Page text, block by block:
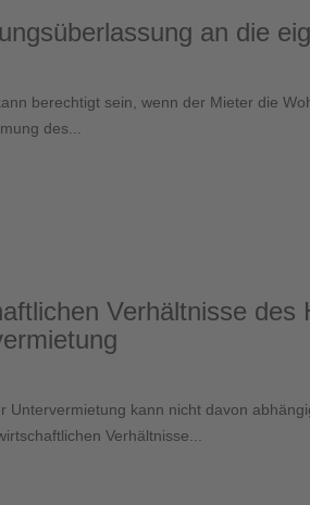
an die
berechtigt sein, wenn der Mieter die
des...
Verhältnisse des
Untervermietung kann nicht davon
Verhältnisse...